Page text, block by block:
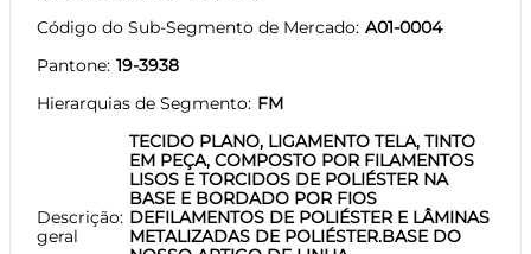
Código do Sub-Segmento de Mercado A01-0004
Pantone 19-3938
Hierarquias de Segmento FM
Descrição
geral
TECIDO PLANO, LIGAMENTO TELA, TINTO
EM PEÇA, COMPOSTO POR FILAMENTOS
LISOS E TORCIDOS DE POLIÉSTER NA
BASE E BORDADO POR FIOS
DEFILAMENTOS DE POLIÉSTER E LÂMINAS
METALIZADAS DE POLIÉSTER.BASE DO